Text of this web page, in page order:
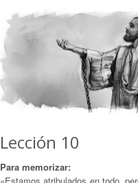
Lección 10
Para memorizar: